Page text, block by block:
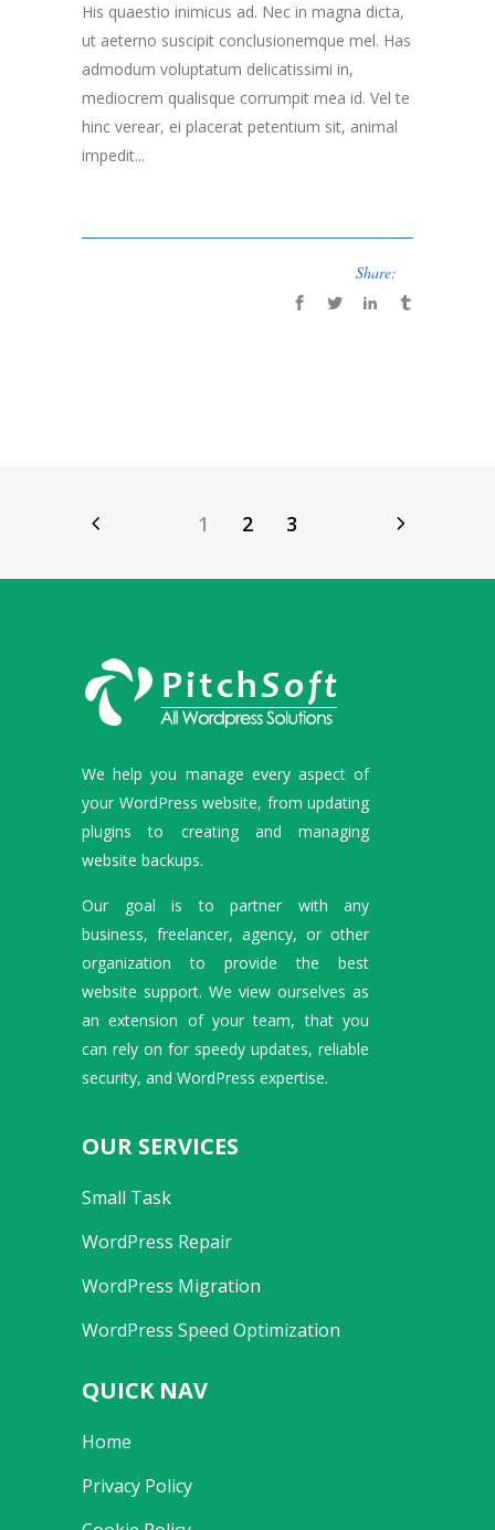
His quaestio inimicus ad. Nec in magna dicta,
ut aeterno suscipit conclusionemque mel. Has
admodum voluptatum delicatissimi in,
mediocrem qualisque corrumpit mea id. Vel te
hinc verear, ei placerat petentium sit, animal
impedit...
Share:
1 2 3
We help you manage every aspect of
your WordPress website, from updating
plugins to creating and managing
website backups.
Our goal is to partner with any
business, freelancer, agency, or other
organization to provide the best
website support. We view ourselves as
an extension of your team, that you
can rely on for speedy updates, reliable
security, and WordPress expertise.
OUR SERVICES
Small Task
WordPress Repair
WordPress Migration
WordPress Speed Optimization
QUICK NAV
Home
Privacy Policy